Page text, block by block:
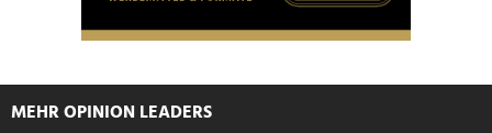
haben oder die sie im Rahmen Ihrer Nutzung der Dienste
MEHR OPINION LEADERS